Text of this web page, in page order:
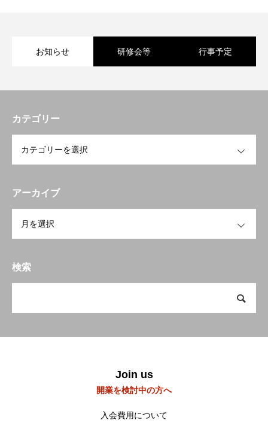
トップページへ戻る HOME
お知らせ
開業を検討中の方へ
Members Only
お知らせ 研修会等 行事予定
カテゴリー
アーカイブ
検索
Join us
開業を検討中の方へ
入会費用について